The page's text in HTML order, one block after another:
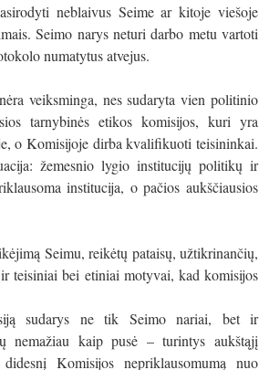
neblaivus Seime ar kitoje viešoje
Seimo narys neturi darbo metu vartoti
numatytus atvejus.
veiksminga, nes sudaryta vien politinio
tarnybinės etikos komisijos, kuri yra
o Komisijoje dirba kvalifikuoti teisininkai.
žemesnio lygio institucijų politikų ir
institucija, o pačios aukščiausios
Seimu, reikėtų pataisų, užtikrinančių,
teisiniai bei etiniai motyvai, kad komisijos
sudarys ne tik Seimo nariai, bet ir
nemažiau kaip pusė – turintys aukštąjį
Komisijos nepriklausomumą nuo